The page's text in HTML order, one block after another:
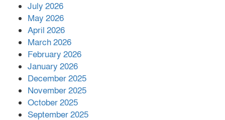
পর ফোন তারেক রহমানের,গ্যাস সঙ্কট
July 2026
May 2026
April 2026
March 2026
February 2026
January 2026
December 2025
November 2025
October 2025
September 2025